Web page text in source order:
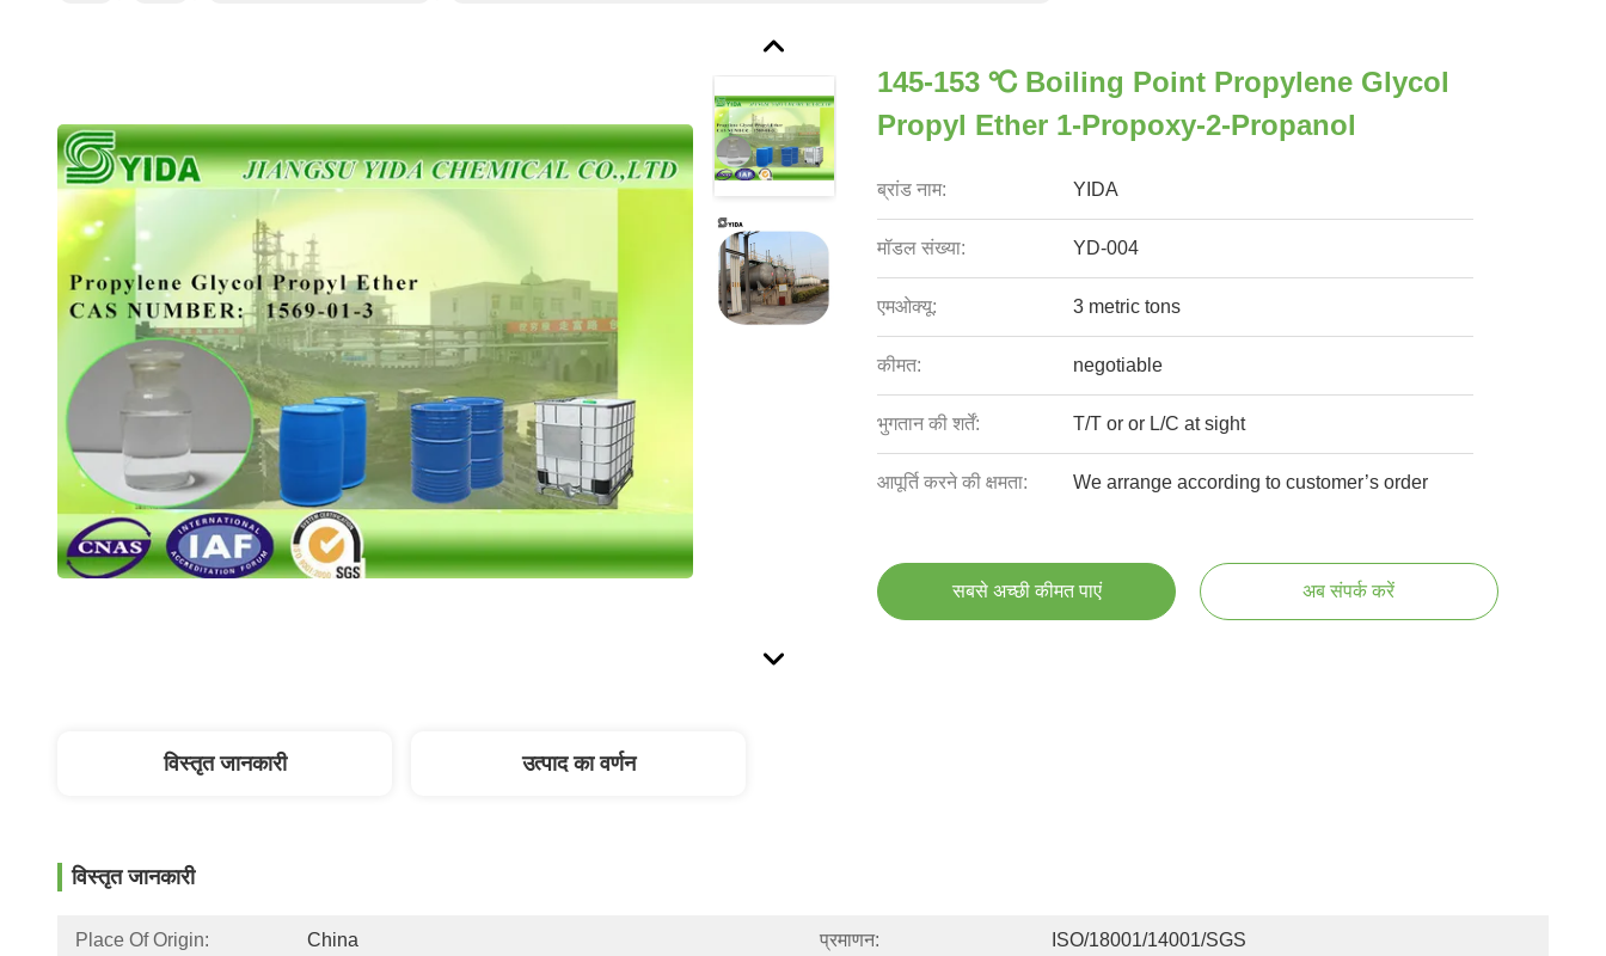
145-153 ℃ Boiling Point Propylene Glycol
Propyl Ether 1-Propoxy-2-Propanol
ब्रांड नाम: YIDA
मॉडल संख्या: YD-004
एमओक्यू: 3 metric tons
कीमत: negotiable
भुगतान की शर्तें: T/T or or L/C at sight
आपूर्ति करने की क्षमता: We arrange according to customer’s order
सबसे अच्छी कीमत पाएं अब संपर्क करें
विस्तृत जानकारी उत्पाद का वर्णन
विस्तृत जानकारी
Place Of Origin: China प्रमाणन: ISO/18001/14001/SGS